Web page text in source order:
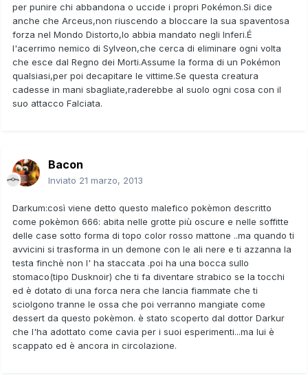
per punire chi abbandona o uccide i propri Pokémon.Si dice
anche che Arceus,non riuscendo a bloccare la sua spaventosa
forza nel Mondo Distorto,lo abbia mandato negli Inferi.É
l'acerrimo nemico di Sylveon,che cerca di eliminare ogni volta
che esce dal Regno dei Morti.Assume la forma di un Pokémon
qualsiasi,per poi decapitare le vittime.Se questa creatura
cadesse in mani sbagliate,raderebbe al suolo ogni cosa con il
suo attacco Falciata.
Bacon
Inviato 21 marzo, 2013
Darkum:così viene detto questo malefico pokèmon descritto
come pokèmon 666: abita nelle grotte più oscure e nelle soffitte
delle case sotto forma di topo color rosso mattone ..ma quando ti
avvicini si trasforma in un demone con le ali nere e ti azzanna la
testa finchè non l' ha staccata .poi ha una bocca sullo
stomaco(tipo Dusknoir) che ti fa diventare strabico se la tocchi
ed è dotato di una forca nera che lancia fiammate che ti
sciolgono tranne le ossa che poi verranno mangiate come
dessert da questo pokèmon. è stato scoperto dal dottor Darkur
che l'ha adottato come cavia per i suoi esperimenti...ma lui è
scappato ed è ancora in circolazione.